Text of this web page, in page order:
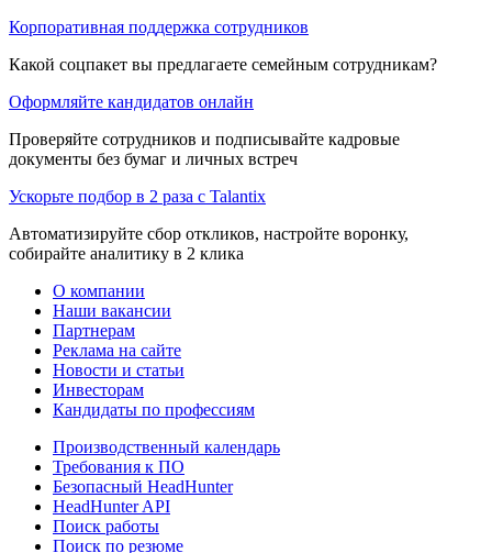
Корпоративная поддержка сотрудников
Какой соцпакет вы предлагаете семейным сотрудникам?
Оформляйте кандидатов онлайн
Проверяйте сотрудников и подписывайте кадровые
документы без бумаг и личных встреч
Ускорьте подбор в 2 раза с Talantix
Автоматизируйте сбор откликов, настройте воронку,
собирайте аналитику в 2 клика
О компании
Наши вакансии
Партнерам
Реклама на сайте
Новости и статьи
Инвесторам
Кандидаты по профессиям
Производственный календарь
Требования к ПО
Безопасный HeadHunter
HeadHunter API
Поиск работы
Поиск по резюме